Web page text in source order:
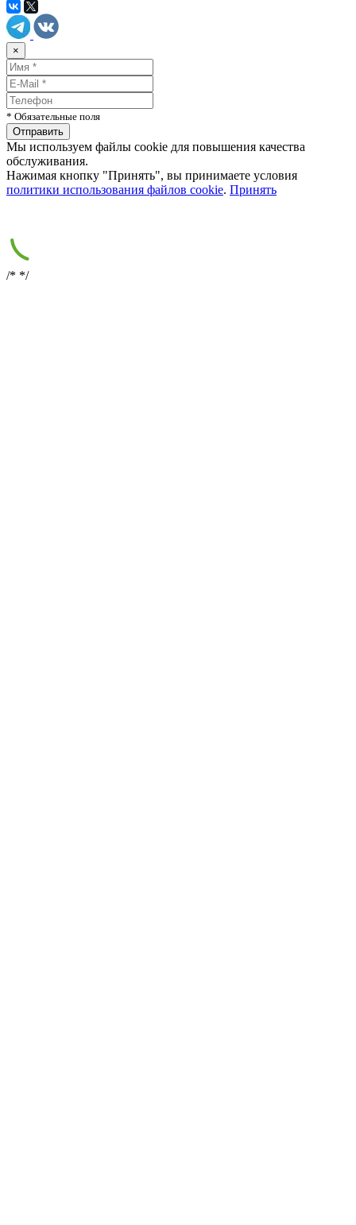
×
* Обязательные поля
Мы используем файлы cookie для повышения качества
обслуживания.
Нажимая кнопку "Принять", вы принимаете условия
политики использования файлов cookie. Принять
/* */